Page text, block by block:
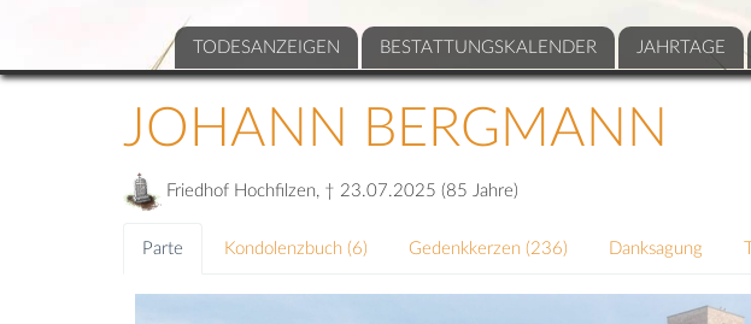
TODESANZEIGEN BESTATTUNGSKALENDER JAHRTAGE
JOHANN BERGMANN
Friedhof Hochfilzen, † 23.07.2025 (85 Jahre)
Parte Kondolenzbuch (6) Gedenkkerzen (236) Danksagung